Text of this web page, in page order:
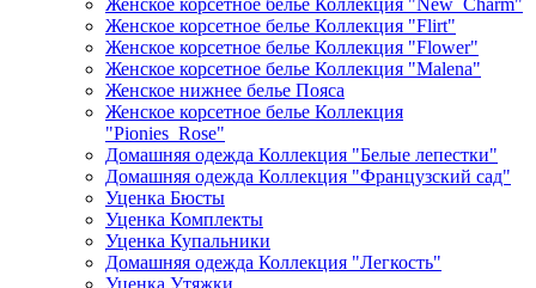
Женское корсетное белье Коллекция "New_Charm"
Женское корсетное белье Коллекция "Flirt"
Женское корсетное белье Коллекция "Flower"
Женское корсетное белье Коллекция "Malena"
Женское нижнее белье Пояса
Женское корсетное белье Коллекция
"Pionies_Rose"
Домашняя одежда Коллекция "Белые лепестки"
Домашняя одежда Коллекция "Французский сад"
Уценка Бюсты
Уценка Комплекты
Уценка Купальники
Домашняя одежда Коллекция "Легкость"
Уценка Утяжки